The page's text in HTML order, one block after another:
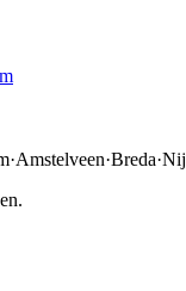
·Amstelveen·Breda·